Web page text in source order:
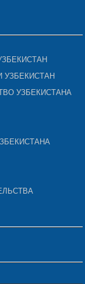
УЗБЕКИСТАН
УЗБЕКИСТАНА